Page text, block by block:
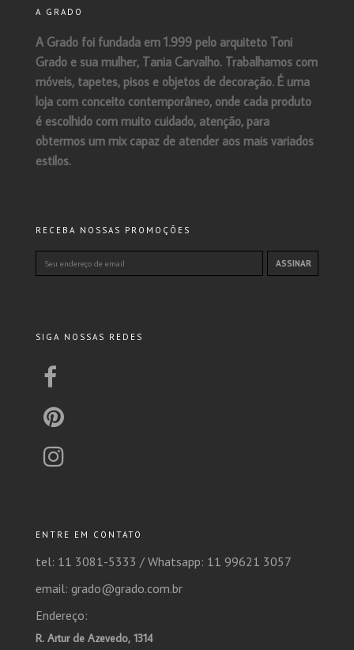
A GRADO
A Grado foi fundada em 1.999 pelo arquiteto Toni
Grado e sua mulher, Tania Carvalho. Trabalhamos com
móveis, tapetes, pisos e objetos de decoração. É uma
loja com conceito contemporâneo, onde cada produto
é escolhido com muito cuidado, atenção, para
obtermos um mix capaz de atender aos mais variados
estilos.
RECEBA NOSSAS PROMOÇÕES
SIGA NOSSAS REDES
ENTRE EM CONTATO
tel: 11 3081-5333 / Whatsapp: 11 99621 3057
email: grado@grado.com.br
Endereço:
R. Artur de Azevedo, 1314